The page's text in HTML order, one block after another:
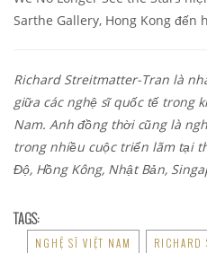
Sarthe Gallery, Hong Kong đến
Richard Streitmatter-Tran là
giữa các nghệ sĩ quốc tế trong
Nam. Anh đồng thời cũng là
trong nhiều cuộc triển lãm tại
Độ, Hồng Kông, Nhật Bản,
TAGS:
NGHỆ SĨ VIỆT NAM RICHARD